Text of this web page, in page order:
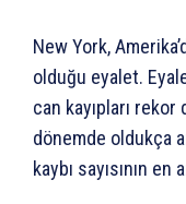
New York,
olduğu eyalet.
can kayıpları
dönemde oldukça
kaybı sayısının